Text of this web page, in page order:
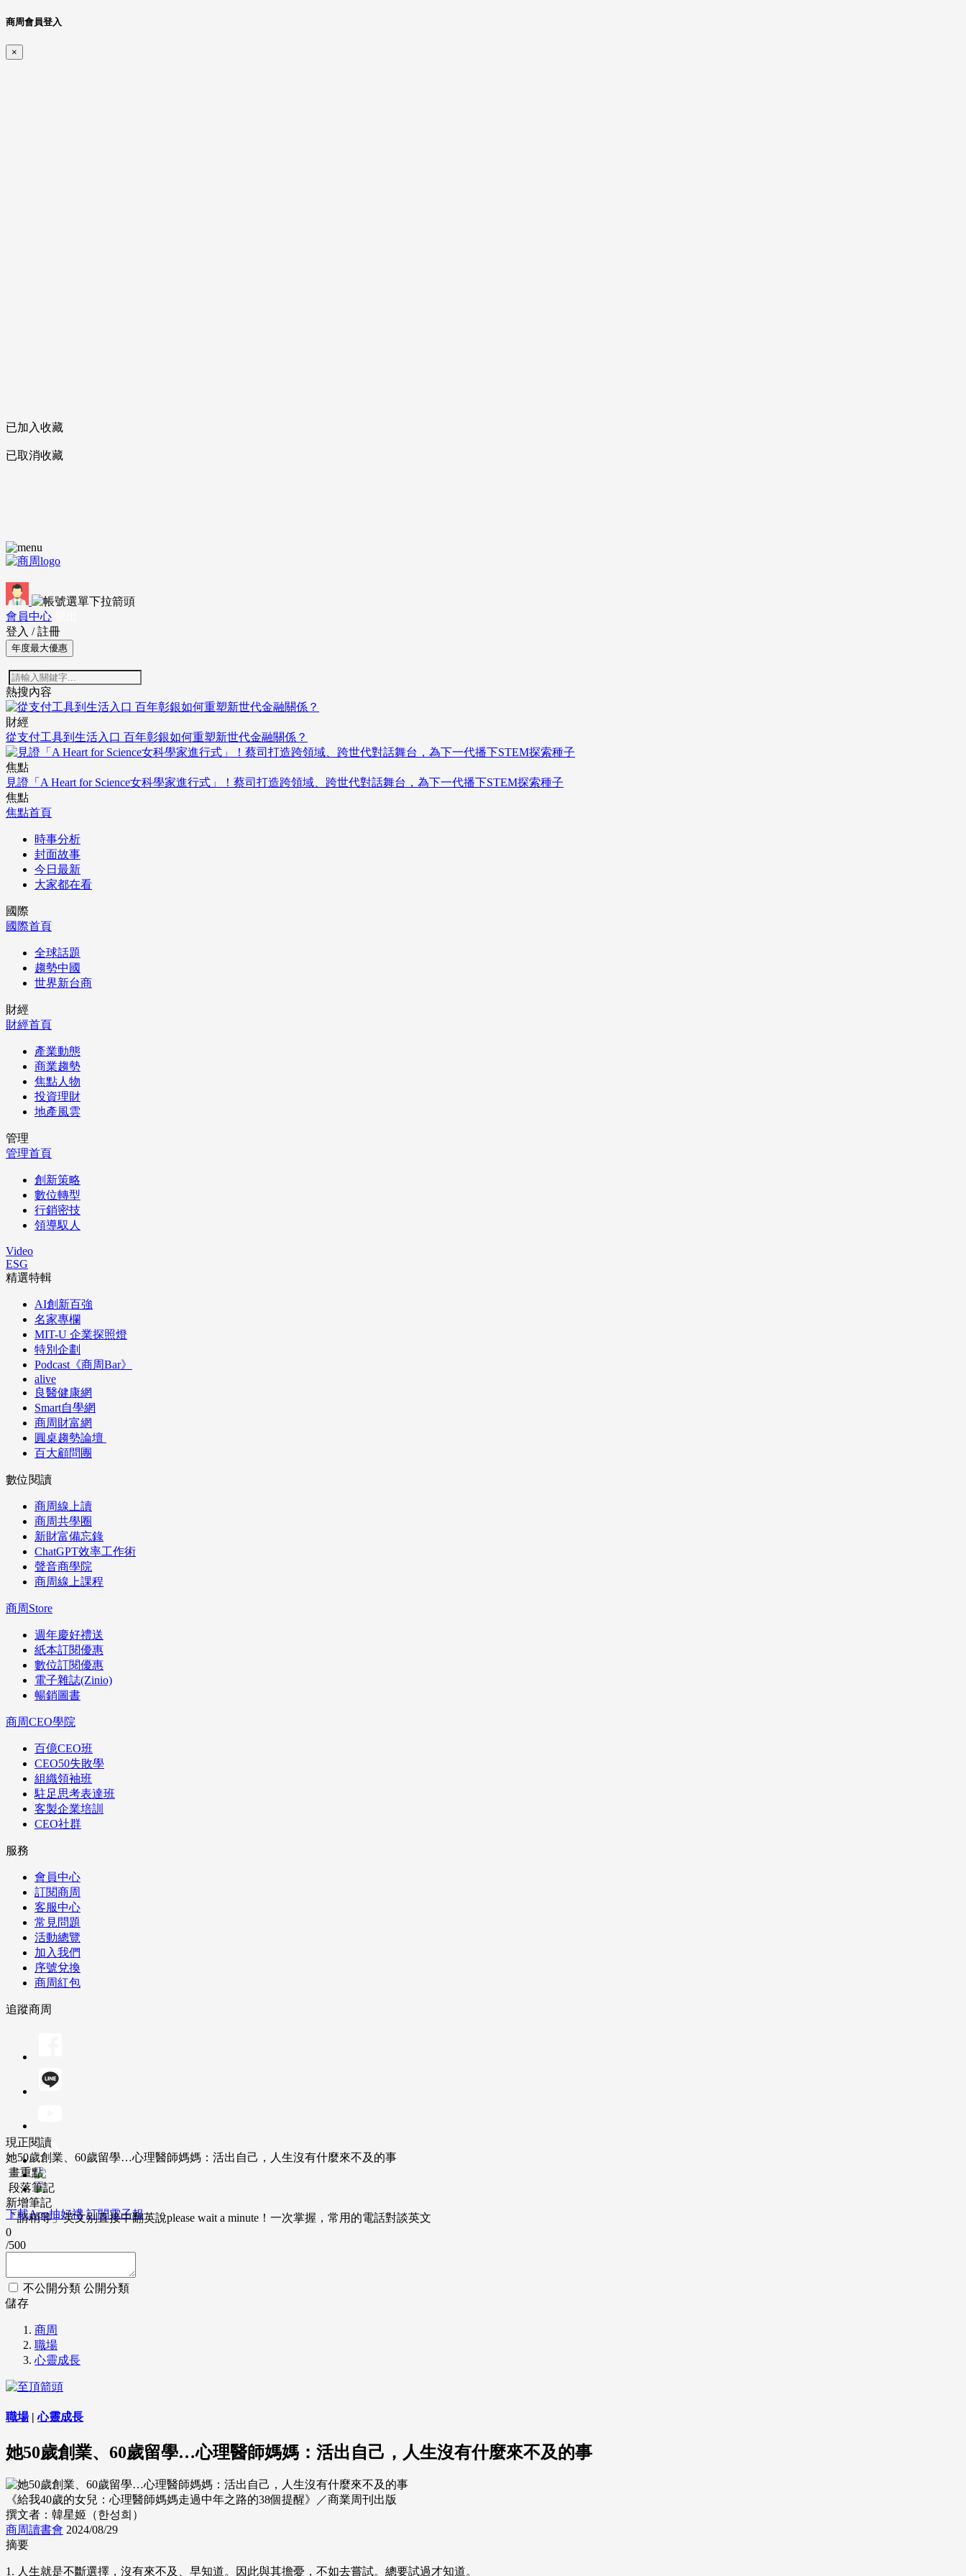
商周會員登入
×
已加入收藏
已取消收藏
會員中心
登入 / 註冊
年度最大優惠
熱搜內容
財經
從支付工具到生活入口 百年彰銀如何重塑新世代金融關係？
焦點
見證「A Heart for Science女科學家進行式」！蔡司打造跨領域、跨世代對話舞台，為下一代播下STEM探索種子
焦點
焦點首頁
時事分析
封面故事
今日最新
大家都在看
國際
國際首頁
全球話題
趨勢中國
世界新台商
財經
財經首頁
產業動態
商業趨勢
焦點人物
投資理財
地產風雲
管理
管理首頁
創新策略
數位轉型
行銷密技
領導馭人
Video
ESG
精選特輯
AI創新百強
名家專欄
MIT-U 企業探照燈
特別企劃
Podcast《商周Bar》
alive
良醫健康網
Smart自學網
商周財富網
圓桌趨勢論壇
百大顧問團
數位閱讀
商周線上讀
商周共學圈
新財富備忘錄
ChatGPT效率工作術
聲音商學院
商周線上課程
商周Store
週年慶好禮送
紙本訂閱優惠
數位訂閱優惠
電子雜誌(Zinio)
暢銷圖書
商周CEO學院
百億CEO班
CEO50失敗學
組織領袖班
駐足思考表達班
客製企業培訓
CEO社群
服務
會員中心
訂閱商周
客服中心
常見問題
活動總覽
加入我們
序號兌換
商周紅包
追蹤商周
下載App抽好禮 訂閱電子報
現正閱讀
她50歲創業、60歲留學…心理醫師媽媽：活出自己，人生沒有什麼來不及的事
畫重點
段落筆記
新增筆記
「請稍等」英文別直接中翻英說please wait a minute！一次掌握，常用的電話對談英文
0
/500
不公開分類 公開分類
儲存
商周
職場
心靈成長
職場|心靈成長
她50歲創業、60歲留學…心理醫師媽媽：活出自己，人生沒有什麼來不及的事
《給我40歲的女兒：心理醫師媽媽走過中年之路的38個提醒》／商業周刊出版
撰文者：韓星姬（한성희）
商周讀書會 2024/08/29
摘要
1. 人生就是不斷選擇，沒有來不及、早知道。因此與其擔憂，不如去嘗試。總要試過才知道。